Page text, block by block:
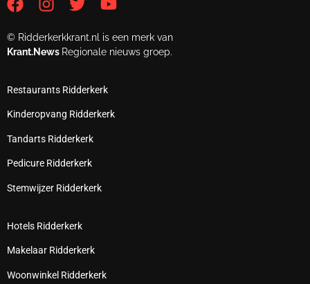
© Ridderkerkkrant.nl is een merk van
Krant.News Regionale nieuws groep.
Restaurants Ridderkerk
Kinderopvang Ridderkerk
Tandarts Ridderkerk
Pedicure Ridderkerk
Stemwijzer Ridderkerk
Hotels Ridderkerk
Makelaar Ridderkerk
Woonwinkel Ridderkerk